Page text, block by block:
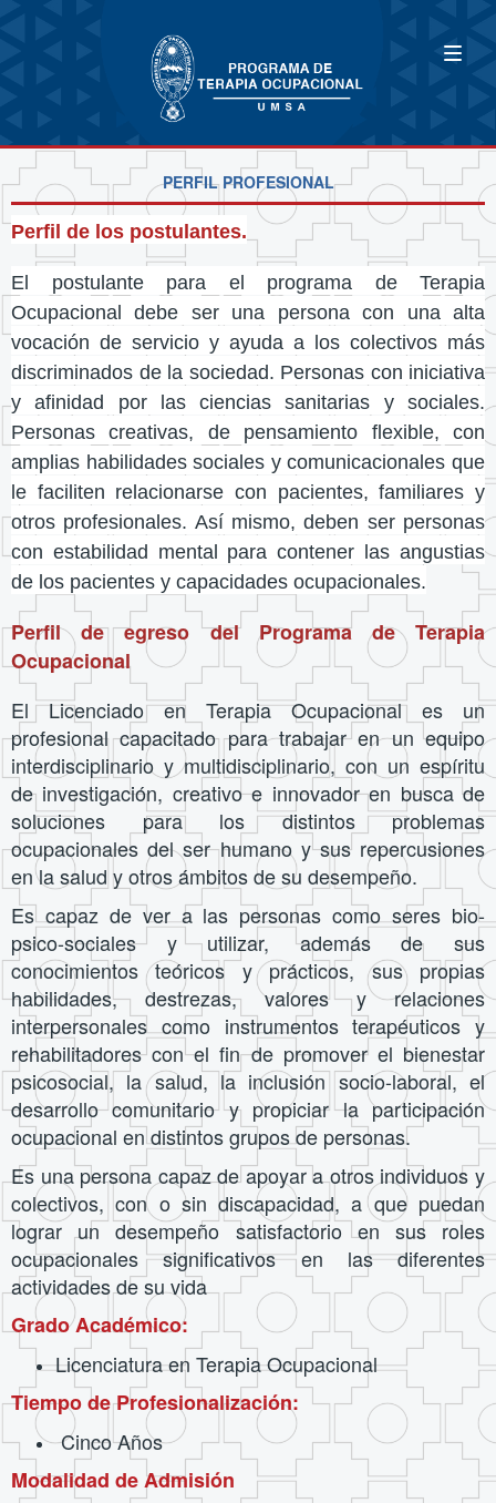
PERFIL PROFESIONAL
Perfil de los postulantes.
El postulante para el programa de Terapia
Ocupacional debe ser una persona con una alta
vocación de servicio y ayuda a los colectivos más
discriminados de la sociedad. Personas con iniciativa
y afinidad por las ciencias sanitarias y sociales.
Personas creativas, de pensamiento flexible, con
amplias habilidades sociales y comunicacionales que
le faciliten relacionarse con pacientes, familiares y
otros profesionales. Así mismo, deben ser personas
con estabilidad mental para contener las angustias
de los pacientes y capacidades ocupacionales.
Perfil de egreso del Programa de Terapia
Ocupacional
El Licenciado en Terapia Ocupacional es un
profesional capacitado para trabajar en un equipo
interdisciplinario y multidisciplinario, con un espíritu
de investigación, creativo e innovador en busca de
soluciones para los distintos problemas
ocupacionales del ser humano y sus repercusiones
en la salud y otros ámbitos de su desempeño.
Es capaz de ver a las personas como seres bio-
psico-sociales y utilizar, además de sus
conocimientos teóricos y prácticos, sus propias
habilidades, destrezas, valores y relaciones
interpersonales como instrumentos terapéuticos y
rehabilitadores con el fin de promover el bienestar
psicosocial, la salud, la inclusión socio-laboral, el
desarrollo comunitario y propiciar la participación
ocupacional en distintos grupos de personas.
Es una persona capaz de apoyar a otros individuos y
colectivos, con o sin discapacidad, a que puedan
lograr un desempeño satisfactorio en sus roles
ocupacionales significativos en las diferentes
actividades de su vida
Grado Académico:
Licenciatura en Terapia Ocupacional
Tiempo de Profesionalización:
Cinco Años
Modalidad de Admisión